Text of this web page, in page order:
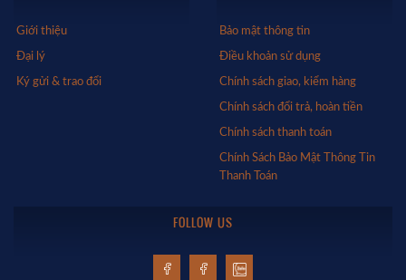
Giới thiệu
Đại lý
Ký gửi & trao đổi
Bảo mật thông tin
Điều khoản sử dụng
Chính sách giao, kiểm hàng
Chính sách đổi trả, hoàn tiền
Chính sách thanh toán
Chính Sách Bảo Mật Thông Tin
Thanh Toán
FOLLOW US